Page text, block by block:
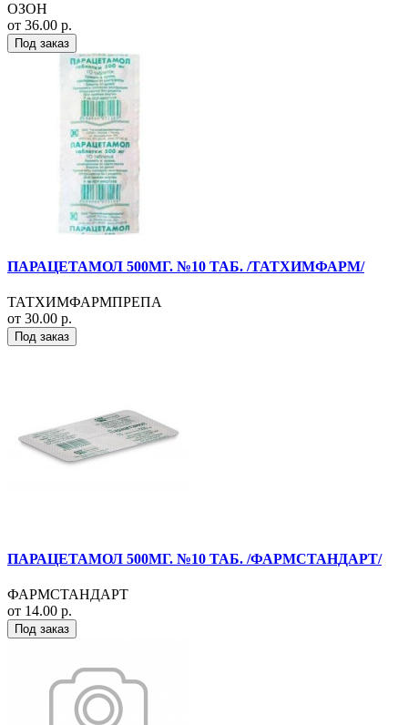
ОЗОН
от 36.00 р.
Под заказ
ПАРАЦЕТАМОЛ 500МГ. №10 ТАБ. /ТАТХИМФАРМ/
ТАТХИМФАРМПРЕПА
от 30.00 р.
Под заказ
ПАРАЦЕТАМОЛ 500МГ. №10 ТАБ. /ФАРМСТАНДАРТ/
ФАРМСТАНДАРТ
от 14.00 р.
Под заказ